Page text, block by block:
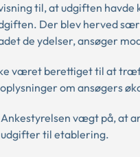
til, at udgiften
Der blev herved
de ydelser, ansøger
været berettiget til at
om ansøgers
vægt på, at
til etablering.